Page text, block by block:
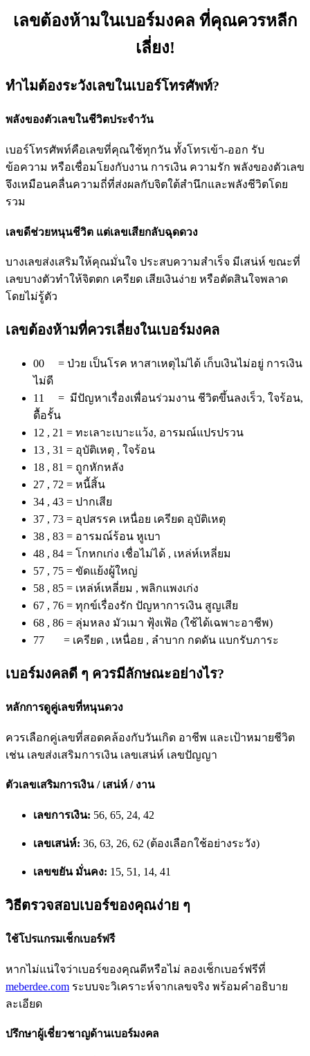
เลขต้องห้ามในเบอร์มงคล ที่คุณควรหลีก
เลี่ยง!
ทำไมต้องระวังเลขในเบอร์โทรศัพท์?
พลังของตัวเลขในชีวิตประจำวัน
เบอร์โทรศัพท์คือเลขที่คุณใช้ทุกวัน ทั้งโทรเข้า-ออก รับ
ข้อความ หรือเชื่อมโยงกับงาน การเงิน ความรัก พลังของตัวเลข
จึงเหมือนคลื่นความถี่ที่ส่งผลกับจิตใต้สำนึกและพลังชีวิตโดย
รวม
เลขดีช่วยหนุนชีวิต แต่เลขเสียกลับฉุดดวง
บางเลขส่งเสริมให้คุณมั่นใจ ประสบความสำเร็จ มีเสน่ห์ ขณะที่
เลขบางตัวทำให้จิตตก เครียด เสียเงินง่าย หรือตัดสินใจพลาด
โดยไม่รู้ตัว
เลขต้องห้ามที่ควรเลี่ยงในเบอร์มงคล
00 = ป่วย เป็นโรค หาสาเหตุไม่ได้ เก็บเงินไม่อยู่ การเงิน
ไม่ดี
11 = มีปัญหาเรื่องเพื่อนร่วมงาน ชีวิตขึ้นลงเร็ว, ใจร้อน,
ดื้อรั้น
12 , 21 = ทะเลาะเบาะแว้ง, อารมณ์แปรปรวน
13 , 31 = อุบัติเหตุ , ใจร้อน
18 , 81 = ถูกหักหลัง
27 , 72 = หนี้สิ้น
34 , 43 = ปากเสีย
37 , 73 = อุปสรรค เหนื่อย เครียด อุบัติเหตุ
38 , 83 = อารมณ์ร้อน หูเบา
48 , 84 = โกหกเก่ง เชื่อไม่ได้ , เหล่ห์เหลี่ยม
57 , 75 = ขัดแย้งผู้ใหญ่
58 , 85 = เหล่ห์เหลี่ยม , พลิกแพงเก่ง
67 , 76 = ทุกข์เรื่องรัก ปัญหาการเงิน สูญเสีย
68 , 86 = ลุ่มหลง มัวเมา ฟุ้งเฟ้อ (ใช้ได้เฉพาะอาชีพ)
77 = เครียด , เหนื่อย , ลำบาก กดดัน แบกรับภาระ
เบอร์มงคลดี ๆ ควรมีลักษณะอย่างไร?
หลักการดูคู่เลขที่หนุนดวง
ควรเลือกคู่เลขที่สอดคล้องกับวันเกิด อาชีพ และเป้าหมายชีวิต
เช่น เลขส่งเสริมการเงิน เลขเสน่ห์ เลขปัญญา
ตัวเลขเสริมการเงิน / เสน่ห์ / งาน
เลขการเงิน: 56, 65, 24, 42
เลขเสน่ห์: 36, 63, 26, 62 (ต้องเลือกใช้อย่างระวัง)
เลขขยัน มั่นคง: 15, 51, 14, 41
วิธีตรวจสอบเบอร์ของคุณง่าย ๆ
ใช้โปรแกรมเช็กเบอร์ฟรี
หากไม่แน่ใจว่าเบอร์ของคุณดีหรือไม่ ลองเช็กเบอร์ฟรีที่
meberdee.com ระบบจะวิเคราะห์จากเลขจริง พร้อมคำอธิบาย
ละเอียด
ปรึกษาผู้เชี่ยวชาญด้านเบอร์มงคล